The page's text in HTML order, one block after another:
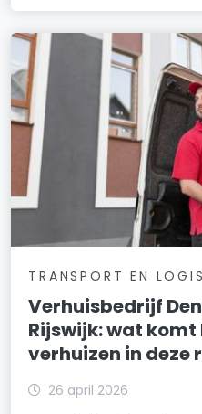
TRANSPORT EN
Verhuisbedrijf
Rijswijk: wat komt
verhuizen in deze
26 april 2026